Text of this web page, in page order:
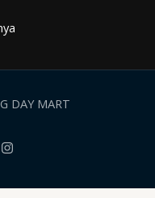
DAY MART